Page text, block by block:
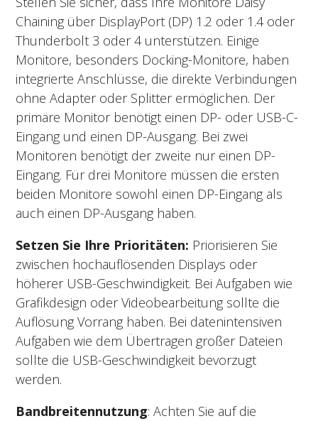
Chaining über DisplayPort (DP) 1.2 oder 1.4 oder
Thunderbolt 3 oder 4 unterstützen. Einige
Monitore, besonders Docking-Monitore, haben
integrierte Anschlüsse, die direkte Verbindungen
ohne Adapter oder Splitter ermöglichen. Der
primäre Monitor benötigt einen DP- oder USB-C-
Eingang und einen DP-Ausgang. Bei zwei
Monitoren benötigt der zweite nur einen DP-
Eingang. Für drei Monitore müssen die ersten
beiden Monitore sowohl einen DP-Eingang als
auch einen DP-Ausgang haben.
Setzen Sie Ihre Prioritäten: Priorisieren Sie
zwischen hochauflösenden Displays oder
höherer USB-Geschwindigkeit. Bei Aufgaben wie
Grafikdesign oder Videobearbeitung sollte die
Auflösung Vorrang haben. Bei datenintensiven
Aufgaben wie dem Übertragen großer Dateien
sollte die USB-Geschwindigkeit bevorzugt
werden.
Bandbreitennutzung: Achten Sie auf die